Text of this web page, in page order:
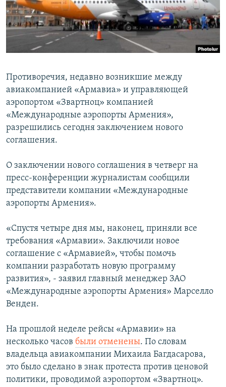
Հայերեն
English
Русский
Все сайты Радио Азатутюн
Противоречия, недавно возникшие между
авиакомпанией «Армавиа» и управляющей
аэропортом «Звартноц» компанией
«Международные аэропорты Армения»,
разрешились сегодня заключением нового
соглашения.
О заключении нового соглашения в четверг на
пресс-конференции журналистам сообщили
представители компании «Международные
аэропорты Армения».
«Спустя четыре дня мы, наконец, приняли все
требования «Армавии». Заключили новое
соглашение с «Армавией», чтобы помочь
компании разработать новую программу
развития», - заявил главный менеджер ЗАО
«Международные аэропорты Армения» Марселло
Венден.
На прошлой неделе рейсы «Армавии» на
несколько часов были отменены. По словам
владельца авиакомпании Михаила Багдасарова,
это было сделано в знак протеста против ценовой
политики, проводимой аэропортом «Звартноц».